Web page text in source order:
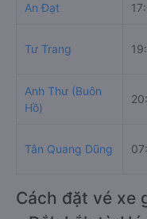
An Đạt
Tư Trang
Anh Thư (Buôn
Hồ)
Tân Quang Dũng
Cách đặt vé xe